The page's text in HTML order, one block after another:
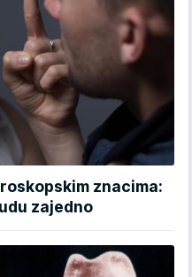
znacima:
zajedno